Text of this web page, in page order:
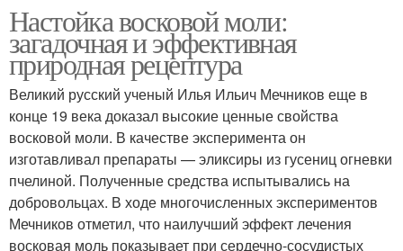
Настойка восковой моли:
загадочная и эффективная
природная рецептура
Великий русский ученый Илья Ильич Мечников еще в
конце 19 века доказал высокие ценные свойства
восковой моли. В качестве эксперимента он
изготавливал препараты — эликсиры из гусениц огневки
пчелиной. Полученные средства испытывались на
добровольцах. В ходе многочисленных экспериментов
Мечников отметил, что наилучший эффект лечения
восковая моль показывает при сердечно-сосудистых